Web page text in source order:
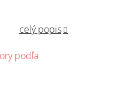
celý popis
podľa